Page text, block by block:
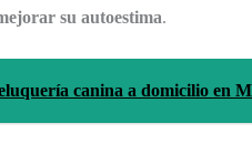
su autoestima.
canina a domicilio en